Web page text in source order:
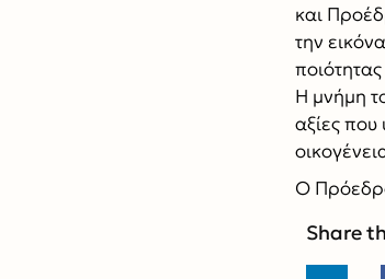
και
την
Η μνήμη
αξίες που
Ο
Share